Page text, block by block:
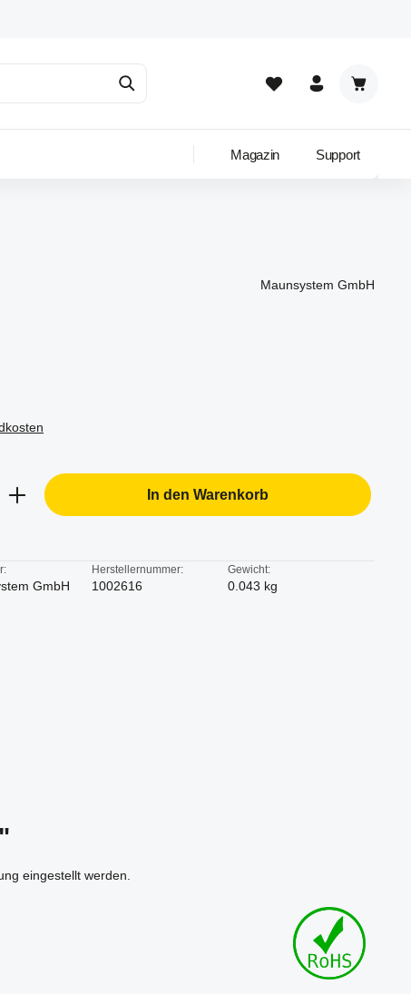
Magazin Support
Maunsystem GmbH
den gewünschten Wert ein oder
In den Warenkorb
GmbH
Herstellernummer:
1002616
Gewicht:
0.043 kg
eingestellt werden.